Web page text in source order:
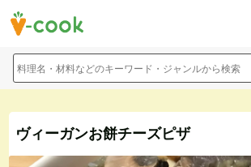
料理名・材料などのキーワード・ジャンルから検索
ヴィーガンお餅チーズピザ